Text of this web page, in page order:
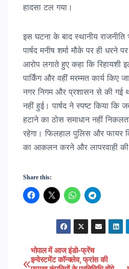
हादसा टल गया।
इस घटना के बाद स्थानीय राजनीति
पार्षद मनीष शर्मा मौके पर ही धरने
आरोप लगाते हुए कहा कि रिहायशी
पार्किंग और वहीं मरम्मत कार्य किए
नगर निगम और प्रशासन से की गई
नहीं हुई। पार्षद ने स्पष्ट किया
हटाने का ठोस समाधान नहीं
रहेगा। फिलहाल पुलिस और फायर
का आकलन करने और लापरवाही
Share this:
Post
भोपाल में आज इंडो-फ्रेंच
इन्वेस्टमेंट कॉन्क्लेव, फ्रांस की